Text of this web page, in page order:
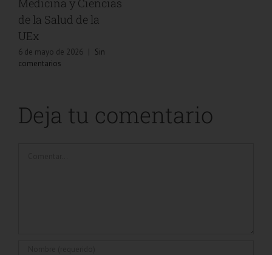
Medicina y Ciencias
de la Salud de la
UEx
6 de mayo de 2026 | Sin
comentarios
Deja tu comentario